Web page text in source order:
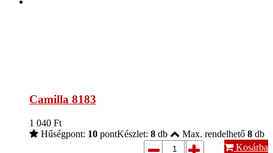
Camilla 8183
1 040 Ft
Hűségpont: 10 pontKészlet: 8 db Max. rendelhető 8 db
Kosárba